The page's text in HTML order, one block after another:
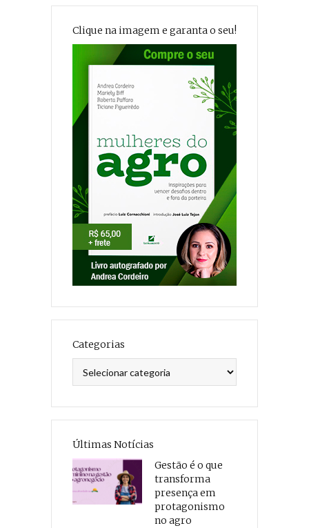
Clique na imagem e garanta o seu!
Categorias
Últimas Notícias
Gestão é o que
transforma
presença em
protagonismo
no agro